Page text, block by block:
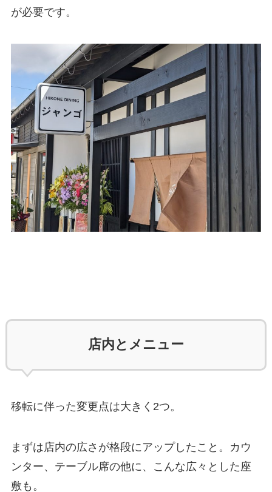
が必要です。
店内とメニュー
移転に伴った変更点は大きく2つ。
まずは店内の広さが格段にアップしたこと。カウ
ンター、テーブル席の他に、こんな広々とした座
敷も。